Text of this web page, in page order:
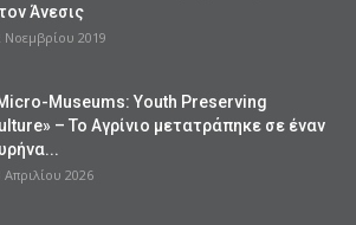
Άνεσις
Νοεμβρίου 2019
Museums: Youth Preserving
– Το Αγρίνιο μετατράπηκε σε έναν
Απριλίου 2026